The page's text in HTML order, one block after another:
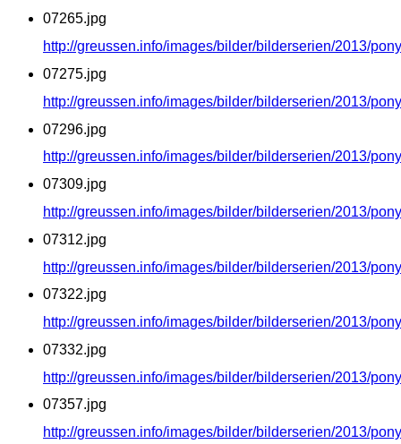
07265.jpg
http://greussen.info/images/bilder/bilderserien/2013/
07275.jpg
http://greussen.info/images/bilder/bilderserien/2013/
07296.jpg
http://greussen.info/images/bilder/bilderserien/2013/
07309.jpg
http://greussen.info/images/bilder/bilderserien/2013/
07312.jpg
http://greussen.info/images/bilder/bilderserien/2013/
07322.jpg
http://greussen.info/images/bilder/bilderserien/2013/
07332.jpg
http://greussen.info/images/bilder/bilderserien/2013/
07357.jpg
http://greussen.info/images/bilder/bilderserien/2013/